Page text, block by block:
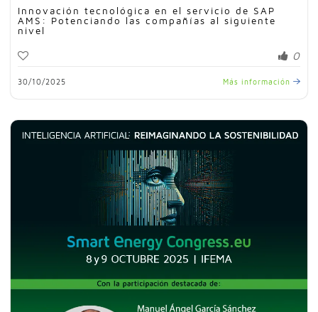
Innovación tecnológica en el servicio de SAP
AMS: Potenciando las compañías al siguiente
nivel
0
30/10/2025 Más información